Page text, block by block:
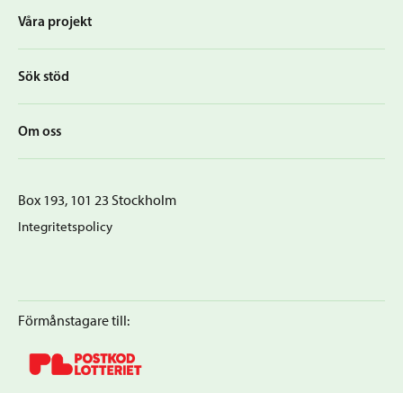
Våra projekt
Sök stöd
Om oss
Förmånstagare till:
Box 193, 101 23 Stockholm
Integritetspolicy